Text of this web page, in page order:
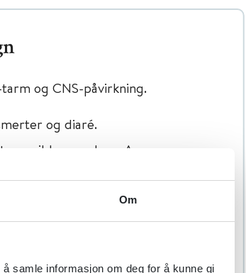
Om
samle informasjon om deg for å kunne gi
og CNS-påvirkning.
og diaré.
mild somnolens. Annen
kramper, hallusinasjoner,
er vanligst. I alvorlige tilfeller
grad), breddeøkt QRS og